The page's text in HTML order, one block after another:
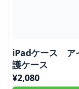
iPadケース ア
護ケース
¥2,080